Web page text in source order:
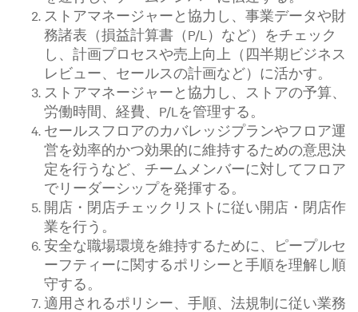
ストアマネージャーと協力し、事業データや財
務諸表（損益計算書（P/L）など）をチェック
し、計画プロセスや売上向上（四半期ビジネス
レビュー、セールスの計画など）に活かす。
ストアマネージャーと協力し、ストアの予算、
労働時間、経費、P/Lを管理する。
セールスフロアのカバレッジプランやフロア運
営を効率的かつ効果的に維持するための意思決
定を行うなど、チームメンバーに対してフロア
でリーダーシップを発揮する。
開店・閉店チェックリストに従い開店・閉店作
業を行う。
安全な職場環境を維持するために、ピープルセ
ーフティーに関するポリシーと手順を理解し順
守する。
適用されるポリシー、手順、法規制に従い業務